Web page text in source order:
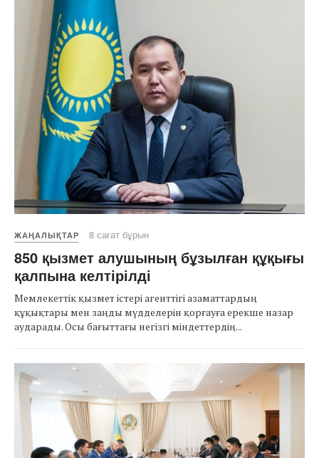
ЖАҢАЛЫҚТАР 8 сағат бұрын
850 қызмет алушының бұзылған құқығы
қалпына келтірілді
Мемлекеттік қызмет істері агенттігі азаматтардың
құқықтары мен заңды мүдделерін қорғауға ерекше назар
аударады. Осы бағыттағы негізгі міндеттердің...